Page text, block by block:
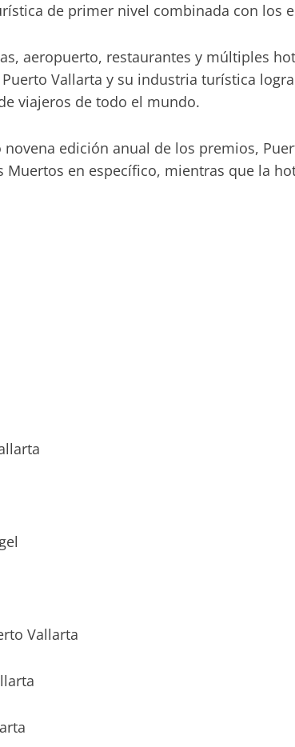
de primer nivel combinada con los
aeropuerto, restaurantes y múltiples
Vallarta y su industria turística
viajeros de todo el mundo.
novena edición anual de los premios,
Muertos en específico, mientras que la
Vallarta